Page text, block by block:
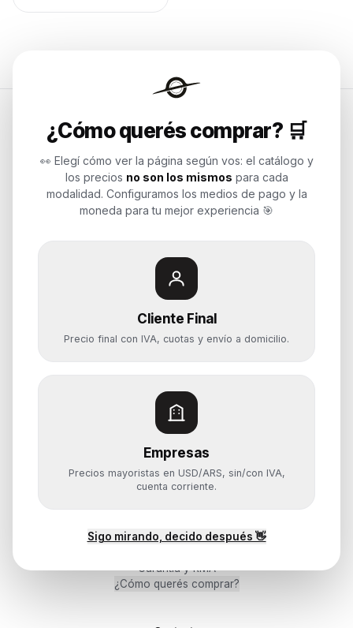
¿Cómo querés comprar? 🛒
👀 Elegí cómo ver la página según vos: el catálogo y
los precios no son los mismos para cada
modalidad. Configuramos los medios de pago y la
moneda para tu mejor experiencia 🎯
Cliente Final
Precio final con IVA, cuotas y envío a domicilio.
Empresas
Precios mayoristas en USD/ARS, sin/con IVA,
cuenta corriente.
Sigo mirando, decido después 👋
Soluciones de tecnología para
empresas, revendedores y personas.
Potenciamos tu mundo.
Time to work
Categorías
Notebooks
Servidores y NAS
Componentes
Monitores y Pantallas
Ayuda
Mis pedidos
Garantía y RMA
¿Cómo querés comprar?